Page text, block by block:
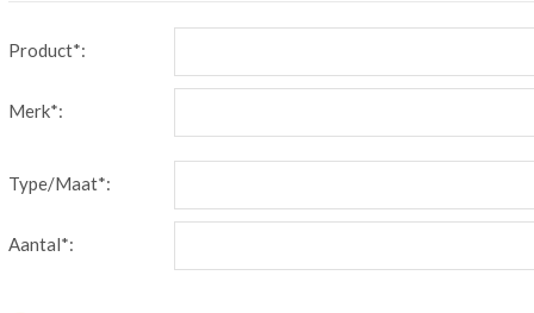
Product*:
Merk*:
Type/Maat*:
Aantal*: